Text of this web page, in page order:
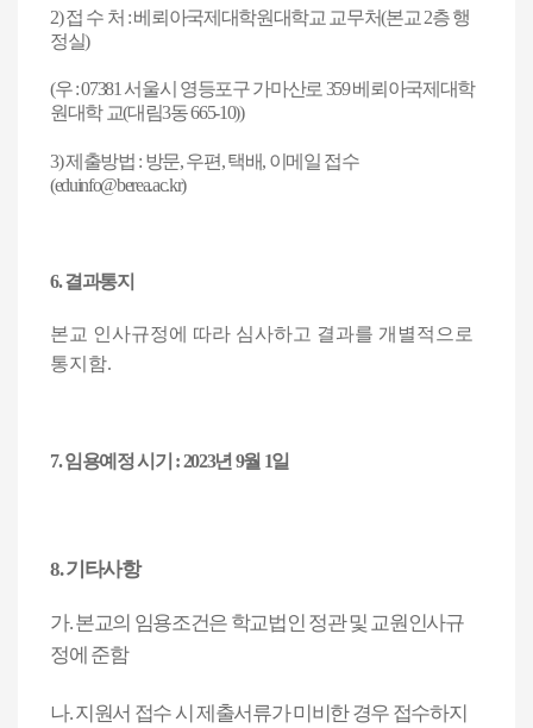
2)접 수 처 :베뢰아국제대학원대학교 교무처(본교 2층 행
정실)
(우: 07381 서울시 영등포구 가마산로 359베뢰아국제대학
원대학 교(대림3동665-10))
3)제출방법 : 방문,우편,택배, 이메일 접수
(eduinfo@berea.ac.kr)
6.결과통지
본교 인사규정에 따라 심사하고 결과를 개별적으로
통지함.
7.임용예정 시기 : 2023년 9월 1일
8.기타사항
가.본교의 임용조건은 학교법인 정관 및 교원인사규
정에 준함
나.지원서 접수 시 제출서류가 미비한 경우 접수하지